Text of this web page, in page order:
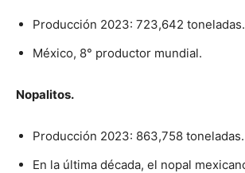
Producción 2023: 723,642 toneladas.
México, 8° productor mundial.
Nopalitos.
Producción 2023: 863,758 toneladas.
En la última década, el nopal